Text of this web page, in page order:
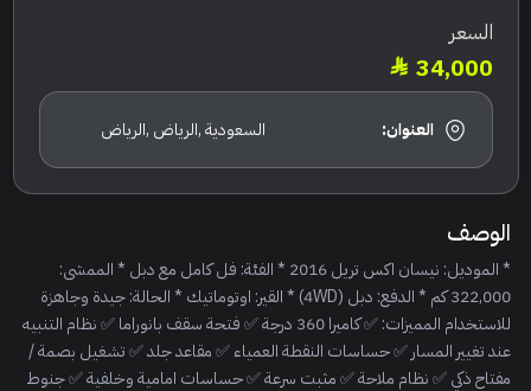
السعر
34,000
العنوان: السعودية ,الرياض ,الرياض
الوصف
* الموديل: نيسان اكس تريل 2016 * الفئة: فل كامل مع دبل * الممشى:
322,000 كم * الدفع: دبل (4WD) * القير: اوتوماتيك * الحالة: جيدة وجاهزة
للاستخدام المميزات: ✅ كاميرا 360 درجة ✅ فتحة سقف بانوراما ✅ نظام التنبيه
عند تغيير المسار ✅ حساسات النقطة العمياء ✅ مقاعد جلد ✅ تشغيل بصمة /
مفتاح ذكي ✅ نظام ملاحة ✅ مثبت سرعة ✅ حساسات امامية وخلفية ✅ جنوط